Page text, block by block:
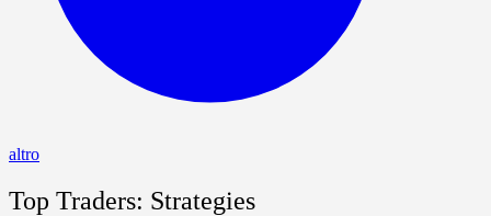
altro
Top Traders: Strategies